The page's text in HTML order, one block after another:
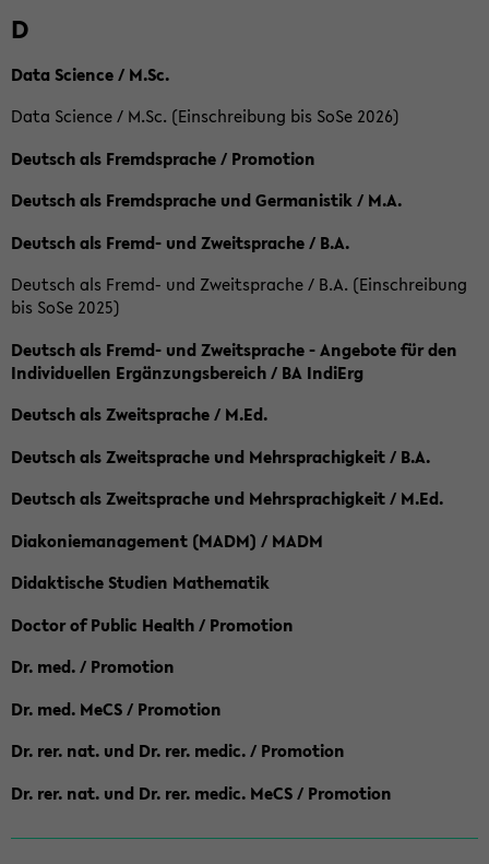
D
Data Science / M.Sc.
Data Science / M.Sc. (Einschreibung bis SoSe 2026)
Deutsch als Fremdsprache / Promotion
Deutsch als Fremdsprache und Germanistik / M.A.
Deutsch als Fremd- und Zweitsprache / B.A.
Deutsch als Fremd- und Zweitsprache / B.A. (Einschreibung
bis SoSe 2025)
Deutsch als Fremd- und Zweitsprache - Angebote für den
Individuellen Ergänzungsbereich / BA IndiErg
Deutsch als Zweitsprache / M.Ed.
Deutsch als Zweitsprache und Mehrsprachigkeit / B.A.
Deutsch als Zweitsprache und Mehrsprachigkeit / M.Ed.
Diakoniemanagement (MADM) / MADM
Didaktische Studien Mathematik
Doctor of Public Health / Promotion
Dr. med. / Promotion
Dr. med. MeCS / Promotion
Dr. rer. nat. und Dr. rer. medic. / Promotion
Dr. rer. nat. und Dr. rer. medic. MeCS / Promotion